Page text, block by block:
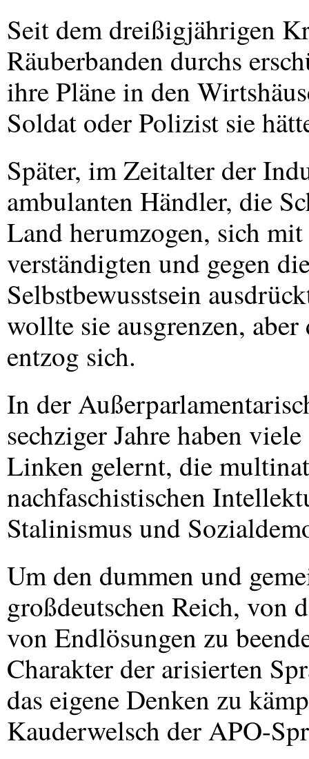
Seit dem dreißigjährigen
Räuberbanden durchs
ihre Pläne in den
Soldat oder Polizist sie
Später, im Zeitalter der
ambulanten Händler, die
Land herumzogen, sich
verständigten und gegen
Selbstbewusstsein
wollte sie ausgrenzen,
entzog sich.
In der
sechziger Jahre haben
Linken gelernt, die
nachfaschistischen
Stalinismus und
Um den dummen und
großdeutschen Reich, von
von Endlösungen zu
Charakter der arisierten
das eigene Denken zu
Kauderwelsch derAPO-